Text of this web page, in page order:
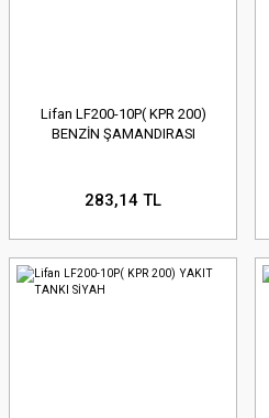
Lifan LF200-10P( KPR 200)
BENZİN ŞAMANDIRASI
283,14 TL